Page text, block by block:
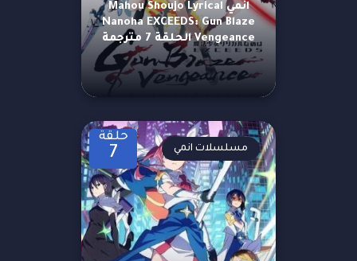
انمي Mahou Shoujo Lyrical
Nanoha EXCEEDS: Gun Blaze
Vengeance الحلقة 7 مترجمة
حلقة
7 مسلسلات انمي